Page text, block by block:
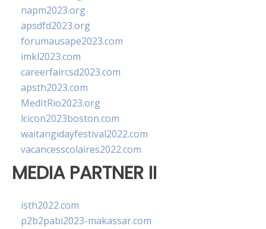
napm2023.org
apsdfd2023.org
forumausape2023.com
imkl2023.com
careerfaircsd2023.com
apsth2023.com
MedItRio2023.org
lcicon2023boston.com
waitangidayfestival2022.com
vacancesscolaires2022.com
MEDIA PARTNER II
isth2022.com
p2b2pabi2023-makassar.com